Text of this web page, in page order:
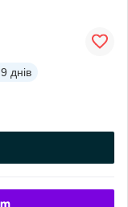
9 днів